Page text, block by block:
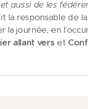
aussi de les
la responsable de la
la journée, en
allant vers et